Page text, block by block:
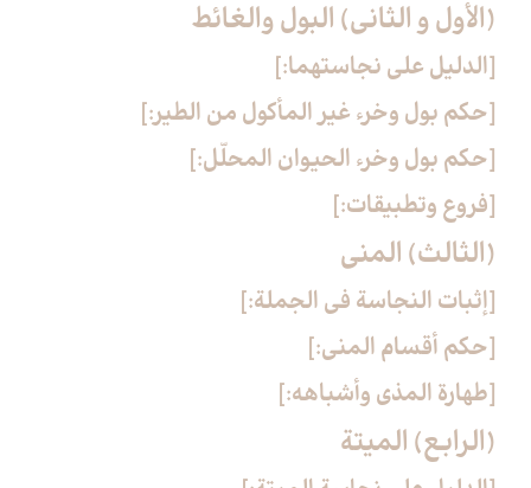
(الأول و الثاني) البول والغائط
[الدليل على نجاستهما:]
[حكم بول وخرء غير المأكول من الطير:]
[حكم بول وخرء الحيوان المحلّل:]
[فروع وتطبيقات:]
(الثالث) المني‏
[إثبات النجاسة في الجملة:]
[حكم أقسام المني:]
[طهارة المذي وأشباهه:]
(الرابع) الميتة